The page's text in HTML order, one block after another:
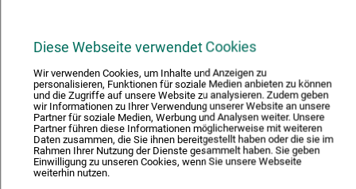
Diese Webseite verwendet Cookies
Wir verwenden Cookies, um Inhalte und Anzeigen zu
personalisieren, Funktionen für soziale Medien anbieten zu können
und die Zugriffe auf unsere Website zu analysieren. Zudem geben
wir Informationen zu Ihrer Verwendung unserer Website an unsere
Partner für soziale Medien, Werbung und Analysen weiter. Unsere
Partner führen diese Informationen möglicherweise mit weiteren
Daten zusammen, die Sie ihnen bereitgestellt haben oder die sie im
Rahmen Ihrer Nutzung der Dienste gesammelt haben. Sie geben
Einwilligung zu unseren Cookies, wenn Sie unsere Webseite
weiterhin nutzen.
KUNSTFABRIK HANNOVER |
ÜBERTRIEBEN ÄHNLICH –
PORTRÄTKARIKATUR
Hannover
EINFACH
Hannover